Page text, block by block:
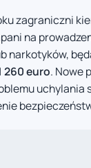
zagraniczni
na
narkotyków,
260 euro. Nowe
uchylania